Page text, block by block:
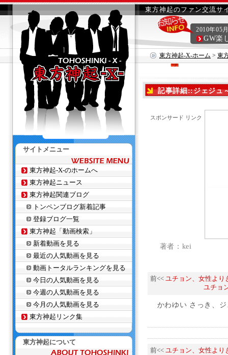
東方神起のファン交流サ
東方神起-X-ホーム > 東
2010年05
GW楽
記事詳細::ジェジュ
スポンサード リンク
著者：kei
前<< ユチョン、女性より
ユチョ
かわゆい さっき、
前<< ユチョン、女性より
サイトメニュー
東方神起-X-のホームへ
東方神起ニュース
東方神起関連ブログ
トンペンブログ新着記事
登録ブログ一覧
東方神起「動画検索」
新着動画を見る
最近の人気動画を見る
動画トータルランキングを見る
今日の人気動画を見る
今週の人気動画を見る
今月の人気動画を見る
東方神起リンク集
東方神起について